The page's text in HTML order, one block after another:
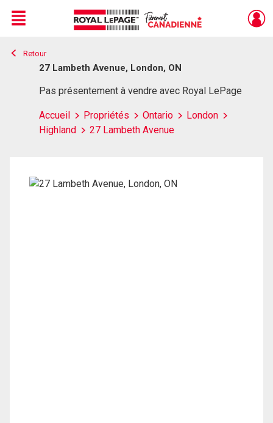
Live
En Direct
Menu
Retour
27 Lambeth Avenue, London, ON
Pas présentement à vendre avec Royal LePage
Accueil Propriétés Ontario
London
Highland
27 Lambeth Avenue